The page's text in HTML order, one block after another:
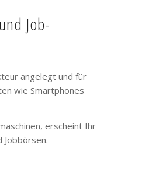
Job-
angelegt und für
wie Smartphones
erscheint Ihr
Jobbörsen.